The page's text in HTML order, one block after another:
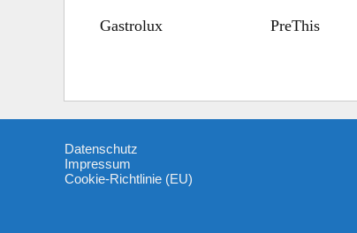
Gastrolux PreThis
Datenschutz
Impressum
Cookie-Richtlinie (EU)